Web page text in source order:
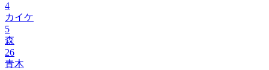
4
カイケ
5
森
26
青木